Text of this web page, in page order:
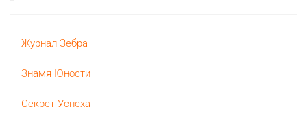
Журнал Зебра
Знамя Юности
Секрет Успеха